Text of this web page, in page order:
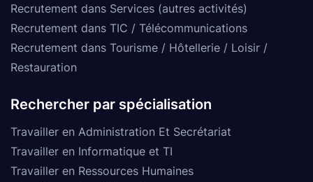
Recrutement dans Services (autres activités)
Recrutement dans TIC / Télécommunications
Recrutement dans Tourisme / Hôtellerie / Loisir /
Restauration
Rechercher par spécialisation
Travailler en Administration Et Secrétariat
Travailler en Informatique et TI
Travailler en Ressources Humaines